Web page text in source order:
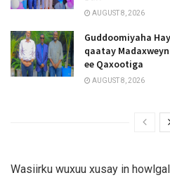
AUGUST 8, 2026
Guddoomiyaha
qaatay
ee Qaxootiga
AUGUST 8, 2026
Wasiirku wuxuu xusay in